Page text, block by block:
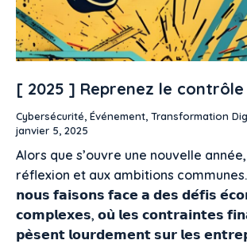
[ 2025 ] Reprenez le
Cybersécurité, Événement, Transformation
janvier 5, 2025
Alors que s’ouvre une nouvelle
réflexion et aux ambitions
𝗻𝗼𝘂𝘀 𝗳𝗮𝗶𝘀𝗼𝗻𝘀 𝗳𝗮𝗰𝗲 𝗮 𝗱𝗲𝘀 𝗱𝗲́𝗳𝗶𝘀
𝗰𝗼𝗺𝗽𝗹𝗲𝘅𝗲𝘀, 𝗼𝘂̀ 𝗹𝗲𝘀 𝗰𝗼𝗻𝘁𝗿𝗮𝗶𝗻𝘁𝗲𝘀
𝗽𝗲̀𝘀𝗲𝗻𝘁 𝗹𝗼𝘂𝗿𝗱𝗲𝗺𝗲𝗻𝘁 𝘀𝘂𝗿 𝗹𝗲𝘀